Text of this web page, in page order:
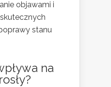
objawami i
stanu
na